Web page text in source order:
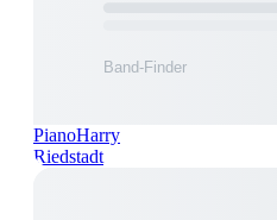
PianoHarry
Riedstadt